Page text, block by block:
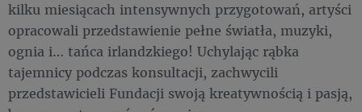
kilku miesiącach intensywnych przygotowań, artyści
opracowali przedstawienie pełne światła, muzyki,
ognia i… tańca irlandzkiego! Uchylając rąbka
tajemnicy podczas konsultacji, zachwycili
przedstawicieli Fundacji swoją kreatywnością i pasją,